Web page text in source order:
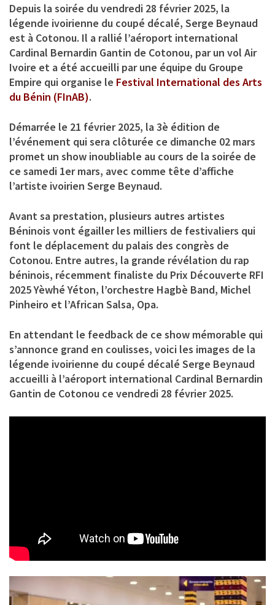
Depuis la soirée du vendredi 28 février 2025, la
légende ivoirienne du coupé décalé, Serge Beynaud
est à Cotonou. Il a rallié l’aéroport international
Cardinal Bernardin Gantin de Cotonou, par un vol Air
Ivoire et a été accueilli par une équipe du Groupe
Empire qui organise le Festival International des Arts
du Bénin (FInAB).
Démarrée le 21 février 2025, la 3è édition de
l’événement qui sera clôturée ce dimanche 02 mars
promet un show inoubliable au cours de la soirée de
ce samedi 1er mars, avec comme tête d’affiche
l’artiste ivoirien Serge Beynaud.
Avant sa prestation, plusieurs autres artistes
Béninois vont égailler les milliers de festivaliers qui
font le déplacement du palais des congrès de
Cotonou. Entre autres, la grande révélation du rap
béninois, récemment finaliste du Prix Découverte RFI
2025Yèwhé Yéton, l’orchestre Hagbè Band, Michel
Pinheiro et l’African Salsa, Opa.
En attendant le feedback de ce show mémorable qui
s’annonce grand en coulisses, voici les images de la
légende ivoirienne du coupé décalé Serge Beynaud
accueilli à l’aéroport international Cardinal Bernardin
Gantin de Cotonou ce vendredi 28 février 2025.